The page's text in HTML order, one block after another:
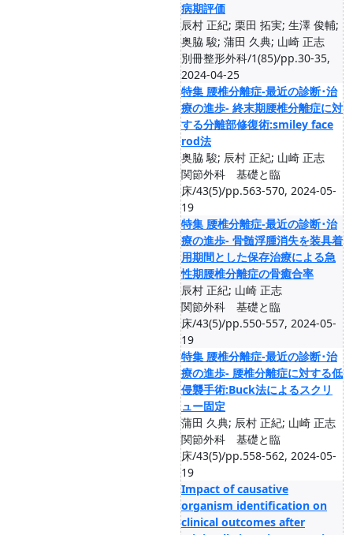
病期評価
辰村 正紀; 栗田 拓実; 生澤 俊輔;
奥脇 駿; 蒲田 久典; 山崎 正志
別冊整形外科/1(85)/pp.30-35,
2024-04-25
特集 腰椎分離症-最近の診断･治
療の進歩- 終末期腰椎分離症に対
する分離部修復術:smiley face
rod法
奥脇 駿; 辰村 正紀; 山崎 正志
関節外科 基礎と臨
床/43(5)/pp.563-570, 2024-05-
19
特集 腰椎分離症-最近の診断･治
療の進歩- 骨髄浮腫消失を装具着
用期間とした保存治療による急
性期腰椎分離症の骨癒合率
辰村 正紀; 山崎 正志
関節外科 基礎と臨
床/43(5)/pp.550-557, 2024-05-
19
特集 腰椎分離症-最近の診断･治
療の進歩- 腰椎分離症に対する低
侵襲手術:Buck法によるスクリ
ュー固定
蒲田 久典; 辰村 正紀; 山崎 正志
関節外科 基礎と臨
床/43(5)/pp.558-562, 2024-05-
19
Impact of causative
organism identification on
clinical outcomes after